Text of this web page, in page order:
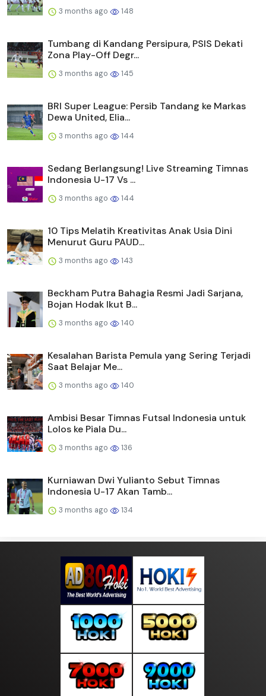
3 months ago 148
Tumbang di Kandang Persipura, PSIS Dekati
Zona Play-Off Degr...
3 months ago 145
BRI Super League: Persib Tandang ke Markas
Dewa United, Elia...
3 months ago 144
Sedang Berlangsung! Live Streaming Timnas
Indonesia U-17 Vs ...
3 months ago 144
10 Tips Melatih Kreativitas Anak Usia Dini
Menurut Guru PAUD...
3 months ago 143
Beckham Putra Bahagia Resmi Jadi Sarjana,
Bojan Hodak Ikut B...
3 months ago 140
Kesalahan Barista Pemula yang Sering Terjadi
Saat Belajar Me...
3 months ago 140
Ambisi Besar Timnas Futsal Indonesia untuk
Lolos ke Piala Du...
3 months ago 136
Kurniawan Dwi Yulianto Sebut Timnas
Indonesia U-17 Akan Tamb...
3 months ago 134